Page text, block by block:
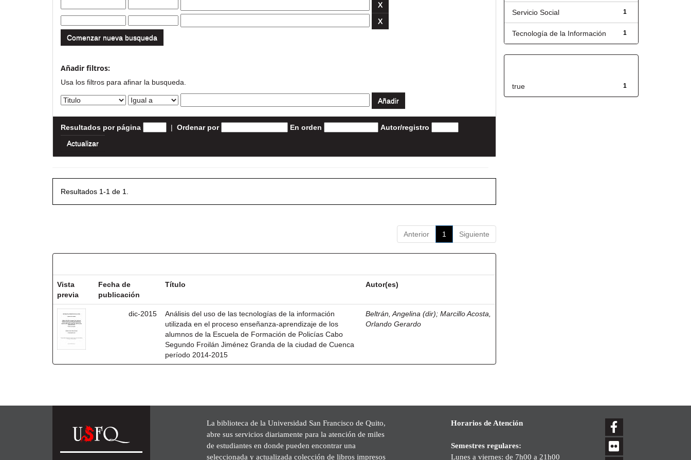
Comenzar nueva busqueda
Añadir filtros:
Usa los filtros para afinar la busqueda.
Resultados por página | Ordenar por En orden Autor/registro
Resultados 1-1 de 1.
Anterior 1 Siguiente
Vista
previa
Fecha de
publicación
Título Autor(es)
dic-2015
Análisis del uso de las tecnologías de la información
utilizada en el proceso enseñanza-aprendizaje de los
alumnos de la Escuela de Formación de Policías Cabo
Segundo Froilán Jiménez Granda de la ciudad de Cuenca
período 2014-2015
Beltrán, Angelina (dir);Marcillo Acosta,
Orlando Gerardo
1
Servicio Social
1
Tecnología de la Información
1
true
La biblioteca de la Universidad San Francisco de Quito,
abre sus servicios diariamente para la atención de miles
de estudiantes en donde pueden encontrar una
seleccionada y actualizada colección de libros impresos
Horarios de Atención
Semestres regulares:
Lunes a viernes: de 7h00 a 21h00